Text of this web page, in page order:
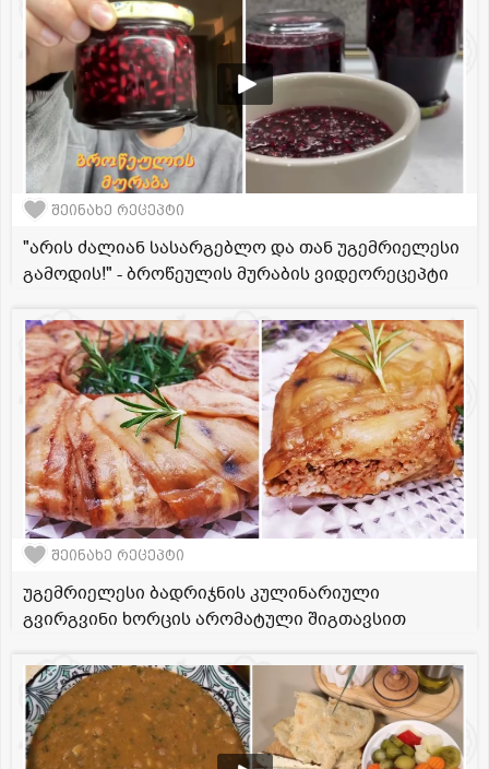
შეინახე რეცეპტი
"არის ძალიან სასარგებლო და თან უგემრიელესი
გამოდის!" - ბროწეულის მურაბის ვიდეორეცეპტი
შეინახე რეცეპტი
უგემრიელესი ბადრიჯნის კულინარიული
გვირგვინი ხორცის არომატული შიგთავსით